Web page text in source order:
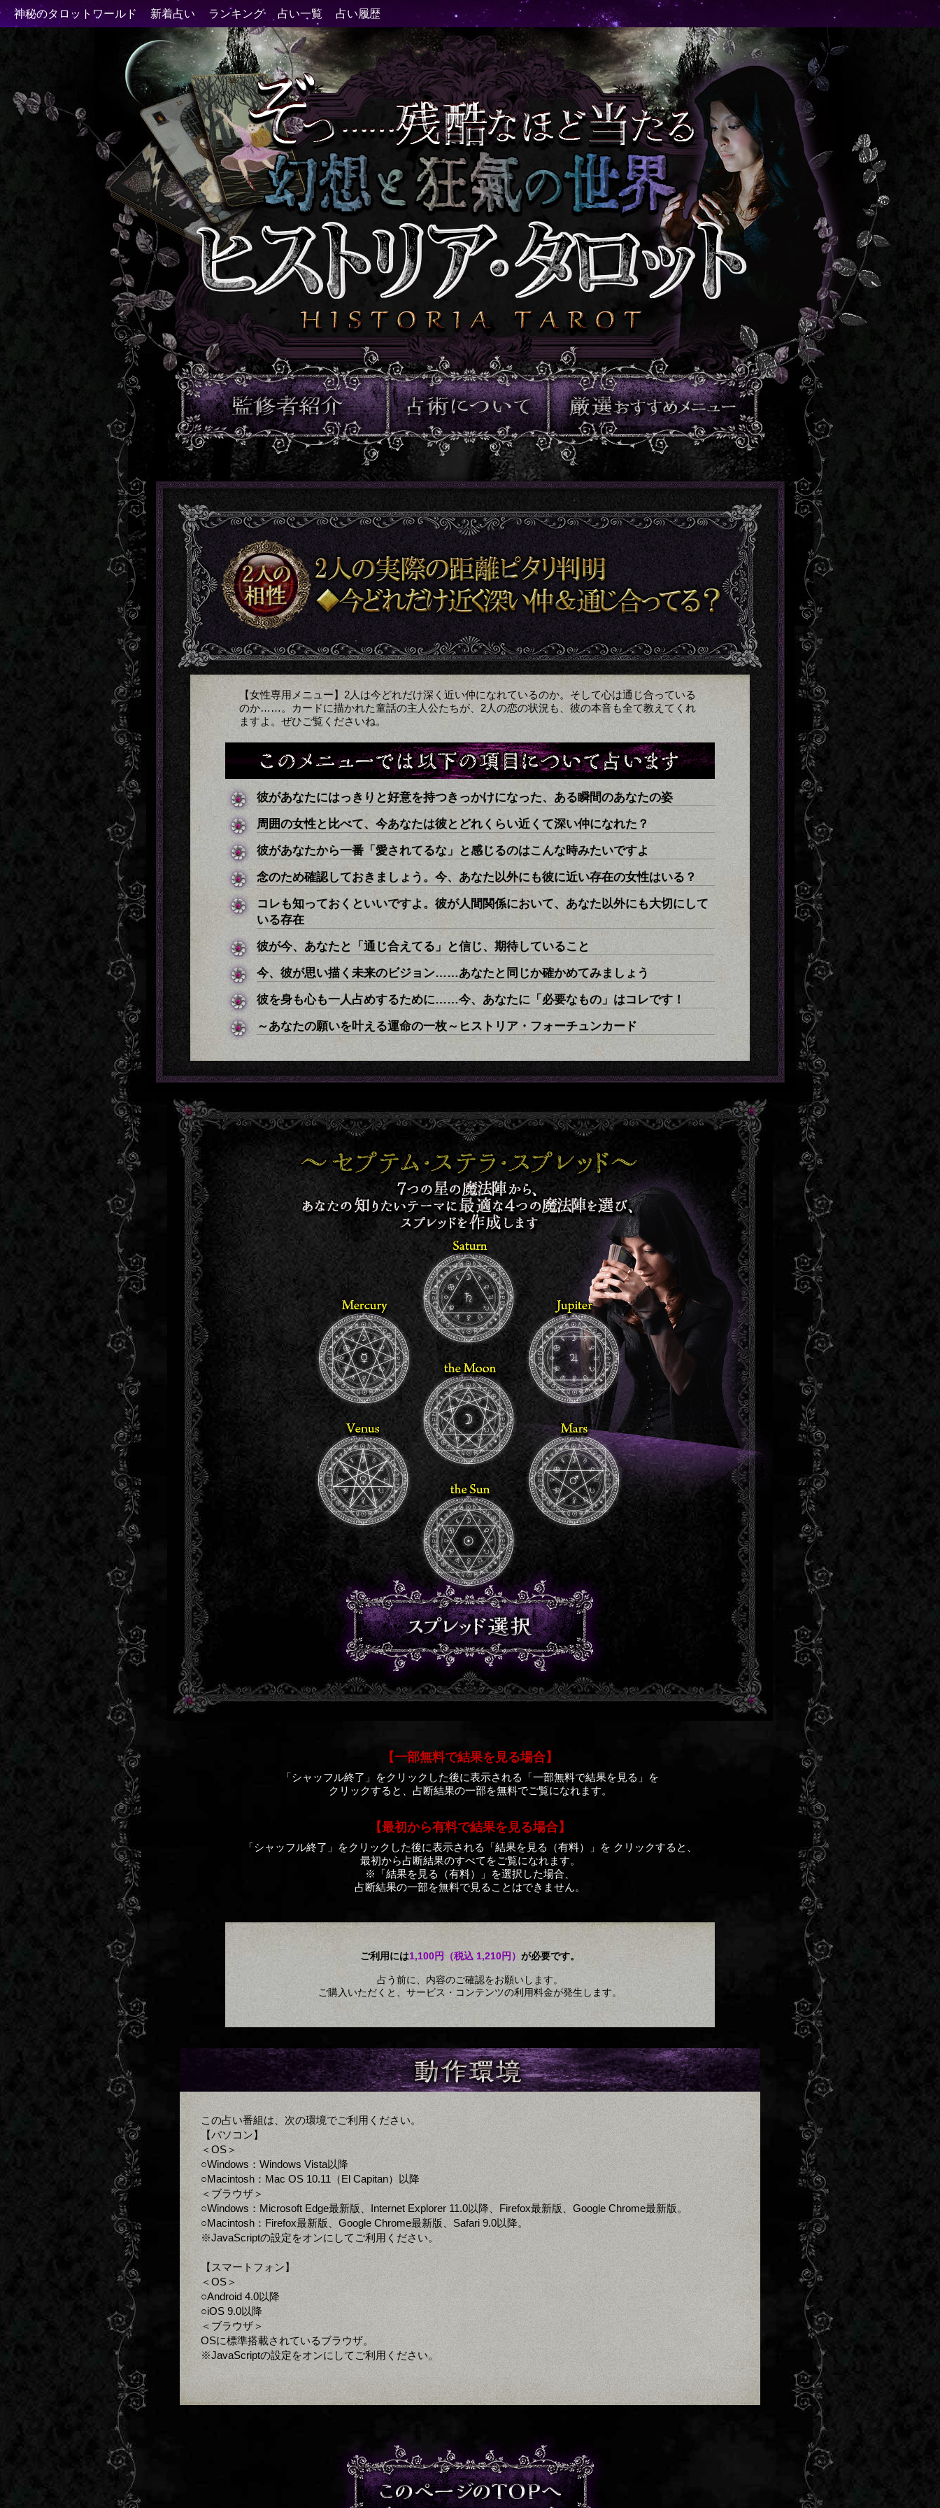
【女性専用メニュー】2人は今どれだけ深く近い仲になれているのか。そして心は通じ合っている
のか……。カードに描かれた童話の主人公たちが、2人の恋の状況も、彼の本音も全て教えてくれ
ますよ。ぜひご覧くださいね。
彼があなたにはっきりと好意を持つきっかけになった、ある瞬間のあなたの姿
周囲の女性と比べて、今あなたは彼とどれくらい近くて深い仲になれた？
彼があなたから一番「愛されてるな」と感じるのはこんな時みたいですよ
念のため確認しておきましょう。今、あなた以外にも彼に近い存在の女性はいる？
コレも知っておくといいですよ。彼が人間関係において、あなた以外にも大切にして
いる存在
彼が今、あなたと「通じ合えてる」と信じ、期待していること
今、彼が思い描く未来のビジョン……あなたと同じか確かめてみましょう
彼を身も心も一人占めするために……今、あなたに「必要なもの」はコレです！
～あなたの願いを叶える運命の一枚～ヒストリア・フォーチュンカード
【一部無料で結果を見る場合】
「シャッフル終了」をクリックした後に表示される「一部無料で結果を見る」を
クリックすると、占断結果の一部を無料でご覧になれます。
【最初から有料で結果を見る場合】
「シャッフル終了」をクリックした後に表示される「結果を見る（有料）」を クリックすると、
最初から占断結果のすべてをご覧になれます。
※「結果を見る（有料）」を選択した場合、
占断結果の一部を無料で見ることはできません。
ご利用には1,100円（税込 1,210円） が必要です。
占う前に、内容のご確認をお願いします。
ご購入いただくと、サービス・コンテンツの利用料金が発生します。
この占い番組は、次の環境でご利用ください。
【パソコン】
＜OS＞
○Windows：Windows Vista以降
○Macintosh：Mac OS 10.11（El Capitan）以降
＜ブラウザ＞
○Windows：Microsoft Edge最新版、Internet Explorer 11.0以降、Firefox最新版、Google Chrome最新版。
○Macintosh：Firefox最新版、Google Chrome最新版、Safari 9.0以降。
※JavaScriptの設定をオンにしてご利用ください。
【スマートフォン】
＜OS＞
○Android 4.0以降
○iOS 9.0以降
＜ブラウザ＞
OSに標準搭載されているブラウザ。
※JavaScriptの設定をオンにしてご利用ください。